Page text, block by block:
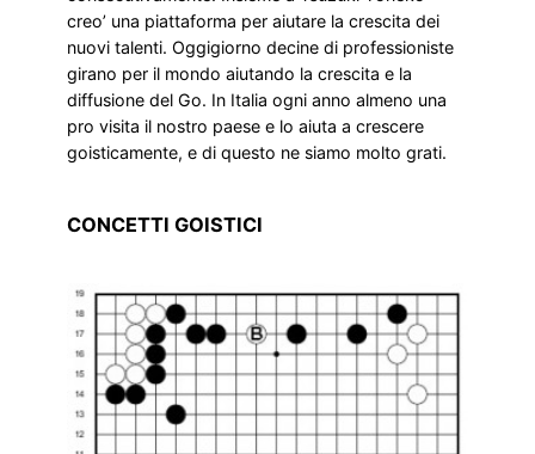
creo’ una piattaforma per aiutare la crescita dei
nuovi talenti. Oggigiorno decine di professioniste
girano per il mondo aiutando la crescita e la
diffusione del Go. In Italia ogni anno almeno una
pro visita il nostro paese e lo aiuta a crescere
goisticamente, e di questo ne siamo molto grati.
CONCETTI GOISTICI